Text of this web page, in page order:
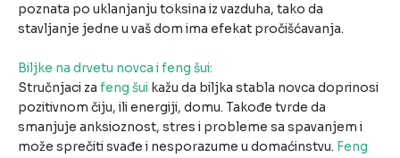
poznata po uklanjanju toksina iz vazduha, tako da
stavljanje jedne u vaš dom ima efekat pročišćavanja.
Biljke na drvetu novca i feng šui:
Stručnjaci za feng šui kažu da biljka stabla novca doprinosi
pozitivnom čiju, ili energiji, domu. Takođe tvrde da
smanjuje anksioznost, stres i probleme sa spavanjem i
može sprečiti svađe i nesporazume u domaćinstvu. Feng